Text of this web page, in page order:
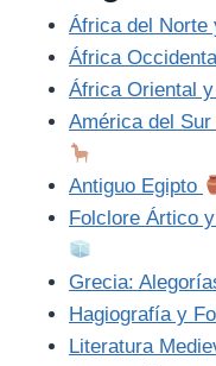
África del Norte
África
África Oriental
América del
Antiguo Egipto
Folclore Ártico
Grecia:
Hagiografía y
Literatura